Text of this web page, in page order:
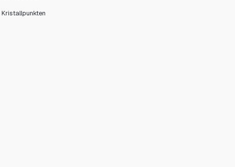
Kristallpunkten